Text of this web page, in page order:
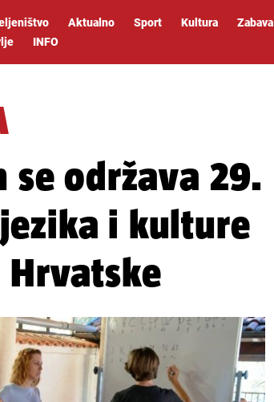
Aktualno Sport Kultura Zabava
INFO
se održava 29.
i kulture
Hrvatske